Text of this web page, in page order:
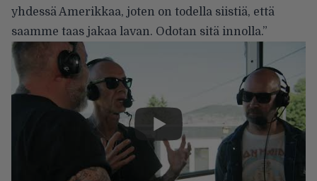
yhdessä Amerikkaa, joten on todella siistiä, että
saamme taas jakaa lavan. Odotan sitä innolla.”